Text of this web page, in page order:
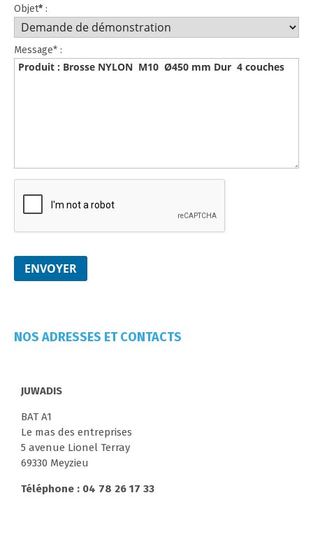
Objet* :
Message* :
NOS ADRESSES ET CONTACTS
JUWADIS
BAT A1
Le mas des entreprises
5 avenue Lionel Terray
69330 Meyzieu
Téléphone : 04 78 26 17 33